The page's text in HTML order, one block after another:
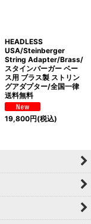
HEADLESS
USA/Steinberger
String Adapter/Brass/
スタインバーガー ベー
ス用 ブラス製 ストリン
グアダプター/全国一律
送料無料
19,800円(税込)